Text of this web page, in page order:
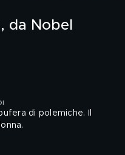
da Nobel
di polemiche. Il